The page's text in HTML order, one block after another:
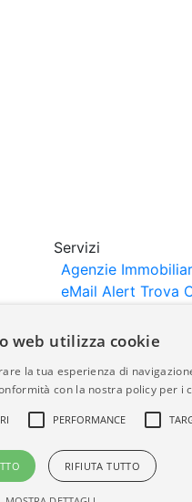
Servizi
Agenzie
eMail Alert Trova
da agenzie
completezza, della
web utilizza cookie
la tua esperienza di
con la nostra policy per i
PERFORMANCE
RIFIUTA TUTTO